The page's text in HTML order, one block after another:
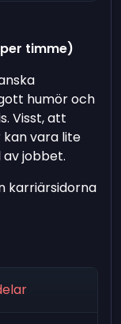
timme)
humör och
Visst, att
vara lite
av jobbet.
karriärsidorna